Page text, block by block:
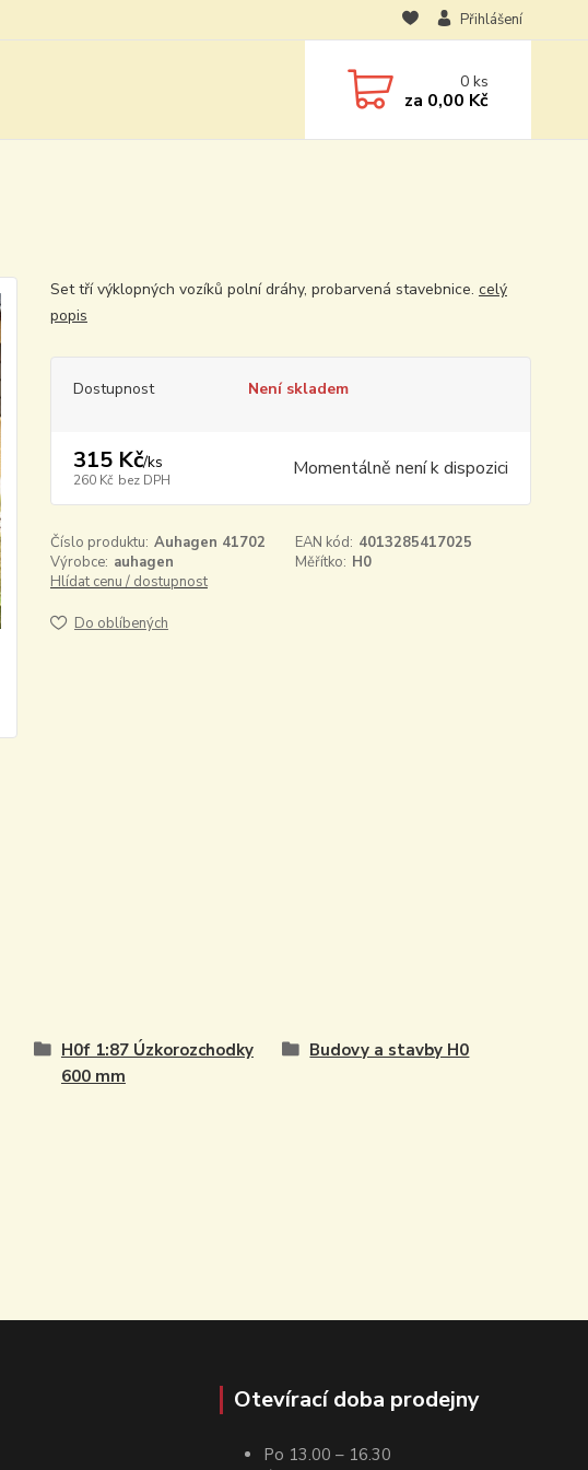
Přihlášení
0ks
za 0,00 Kč
Set tří výklopných vozíků polní dráhy, probarvená stavebnice. celý
popis
Dostupnost Není skladem
315 Kč/ks
260 Kč bez DPH Momentálně není k dispozici
Číslo produktu: Auhagen 41702 EAN kód: 4013285417025
Výrobce: auhagen Měřítko: H0
Hlídat cenu / dostupnost
Do oblíbených
H0f 1:87 Úzkorozchodky
600 mm
Budovy a stavby H0
Otevírací doba prodejny
Po 13.00 – 16.30